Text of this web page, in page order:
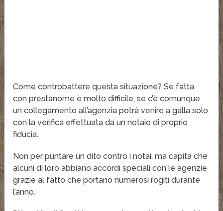
Come controbattere questa situazione? Se fatta
con prestanome è molto difficile, se c’è comunque
un collegamento all’agenzia potrà venire a galla solo
con la verifica effettuata da un notaio di proprio
fiducia.
Non per puntare un dito contro i notai: ma capita che
alcuni di loro abbiano accordi speciali con le agenzie
grazie al fatto che portano numerosi rogiti durante
l’anno.